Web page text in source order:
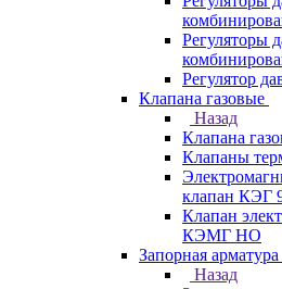
Регуляторы
Регулятор
Клапана газовые
Назад
Клапана
Клапаны
клапан КЭГ
Клапан
КЭМГ НО
Запорная арматура
Назад